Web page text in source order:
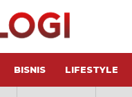
BISNIS LIFESTYLE